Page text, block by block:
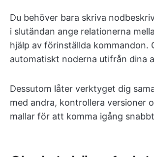
Du behöver bara skriva
i slutändan ange relationerna
hjälp av förinställda kommandon.
automatiskt noderna utifrån dina
Dessutom låter verktyget dig
med andra, kontrollera versioner
mallar för att komma igång